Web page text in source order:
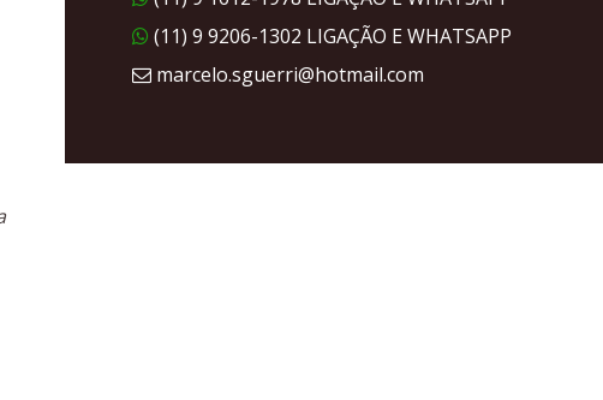
(11) 9 9206-1302 LIGAÇÃO E WHATSAPP
marcelo.sguerri@hotmail.com